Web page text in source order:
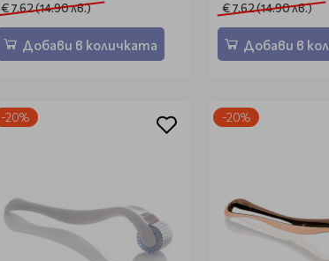
€ 7.62 (14.90 лв.)
Добави в количката
€ 7.62 (14.90 лв.)
Добави в
-20% -20%